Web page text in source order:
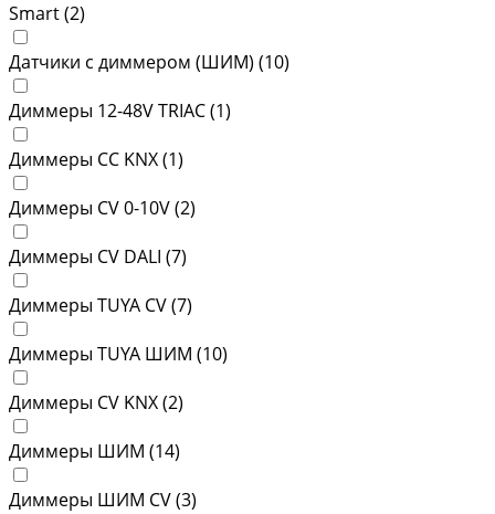
Smart (2)
Датчики с диммером (ШИМ) (10)
Диммеры 12-48V TRIAC (1)
Диммеры CC KNX (1)
Диммеры CV 0-10V (2)
Диммеры CV DALI (7)
Диммеры TUYA CV (7)
Диммеры TUYA ШИМ (10)
Диммеры СV KNX (2)
Диммеры ШИМ (14)
Диммеры ШИМ CV (3)